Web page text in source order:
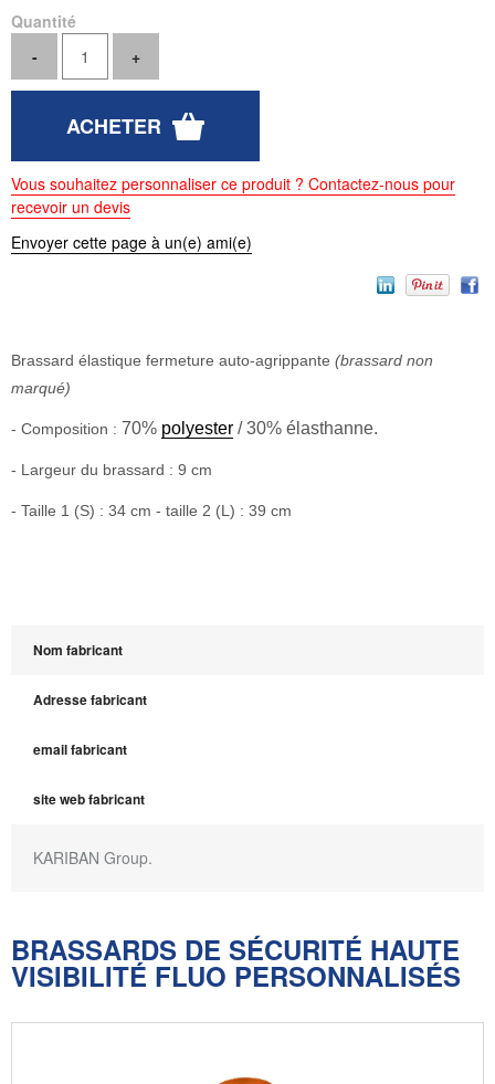
Quantité
Vous souhaitez personnaliser ce produit ? Contactez-nous pour
recevoir un devis
Envoyer cette page à un(e) ami(e)
Brassard élastique fermeture auto-agrippante (brassard non
marqué)
- Composition : 70% polyester / 30% élasthanne.
- Largeur du brassard : 9 cm
- Taille 1 (S) : 34 cm - taille 2 (L) : 39 cm
Nom fabricant
Adresse fabricant
email fabricant
site web fabricant
KARIBAN Group.
BRASSARDS DE SÉCURITÉ HAUTE
VISIBILITÉ FLUO PERSONNALISÉS